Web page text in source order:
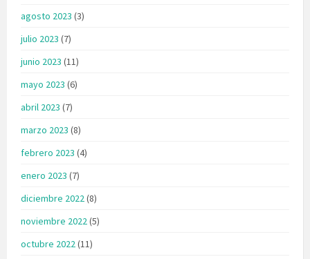
agosto 2023 (3)
julio 2023 (7)
junio 2023 (11)
mayo 2023 (6)
abril 2023 (7)
marzo 2023 (8)
febrero 2023 (4)
enero 2023 (7)
diciembre 2022(8)
noviembre 2022(5)
octubre 2022(11)